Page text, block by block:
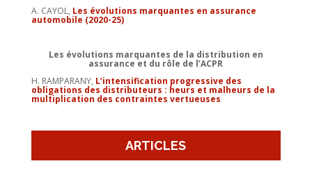
A. CAYOL, Les évolutions marquantes en assurance
automobile (2020-25)
Les évolutions marquantes de la distribution en
assurance et du rôle de l’ACPR
H. RAMPARANY, L’intensification progressive des
obligations des distributeurs : heurs et malheurs de la
multiplication des contraintes vertueuses
ARTICLES